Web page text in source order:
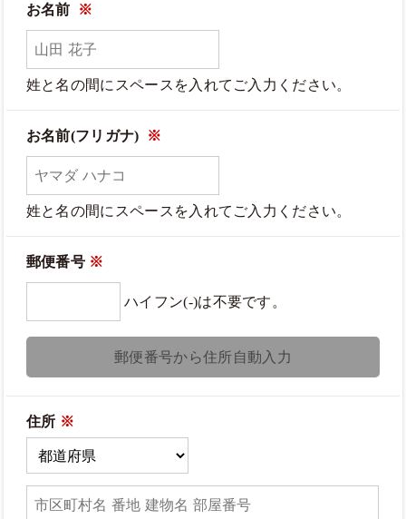
お名前 ※
姓と名の間にスペースを入れてご入力ください。
お名前(フリガナ) ※
姓と名の間にスペースを入れてご入力ください。
郵便番号 ※
ハイフン(-)は不要です。
郵便番号から住所自動入力
住所 ※